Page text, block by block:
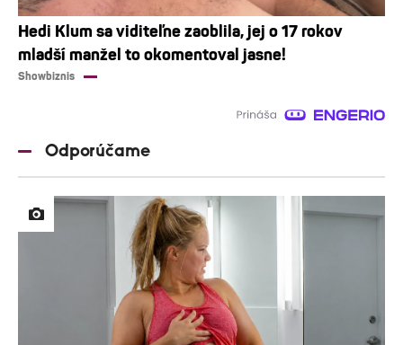
Hedi Klum sa viditeľne zaoblila, jej o 17 rokov
mladší manžel to okomentoval jasne!
Showbiznis
Odporúčame